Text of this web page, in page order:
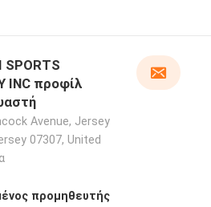
SPORTS
INC προφίλ
Avenue, Jersey
07307, United
προμηθευτής